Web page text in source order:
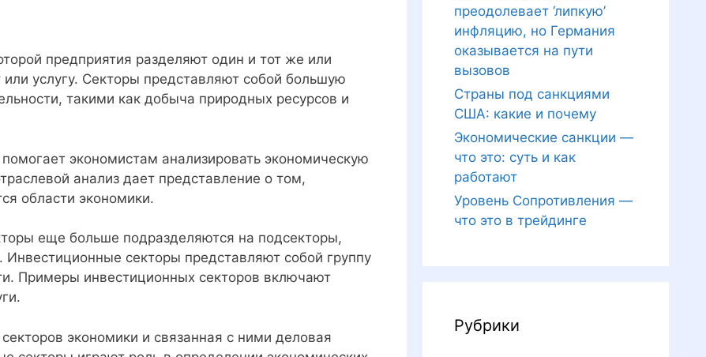
предприятия разделяют один и тот же или
услугу. Секторы представляют собой большую
такими как добыча природных ресурсов и
экономистам анализировать экономическую
анализ дает представление о том,
области экономики.
еще больше подразделяются на подсекторы,
секторы представляют собой группу
Примеры инвестиционных секторов включают
экономики и связанная с ними деловая
преодолевает ‘липкую’
инфляцию, но Германия
оказывается на пути
вызовов
Страны под санкциями
США: какие и почему
Экономические санкции —
что это: суть и как
работают
Уровень Сопротивления —
что это в трейдинге
Рубрики